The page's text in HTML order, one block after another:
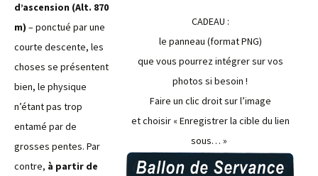
d’ascension (Alt. 870
m) – ponctué par une
courte descente, les
choses se présentent
bien, le physique
n’étant pas trop
entamé par de
grosses pentes. Par
contre, à partir de
CADEAU :
le panneau (format PNG)
que vous pourrez intégrer sur vos
photos si besoin !
Faire un clic droit sur l’image
et choisir « Enregistrer la cible du lien
sous… »